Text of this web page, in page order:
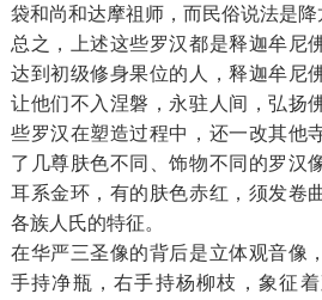
袋和尚和达摩祖师，而民俗说法是降
总之，上述这些罗汉都是释迦牟尼
达到初级修身果位的人，释迦牟尼
让他们不入涅磐，永驻人间，弘扬
些罗汉在塑造过程中，还一改其他
了几尊肤色不同、饰物不同的罗汉
耳系金环，有的肤色赤红，须发卷
各族人氏的特征。
在华严三圣像的背后是立体观音像
手持净瓶，右手持杨柳枝，象征